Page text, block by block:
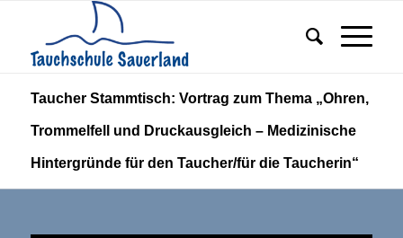
Taucher Stammtisch: Vortrag zum Thema „Ohren,
Trommelfell und Druckausgleich – Medizinische
Hintergründe für den Taucher/für die Taucherin“